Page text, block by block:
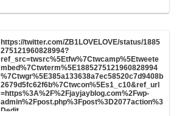
https://twitter.com/ZB1LOVELOVE/status/1885
275121960828994?
ref_src=twsrc%5Etfw%7Ctwcamp%5Etweete
mbed%7Ctwterm%5E1885275121960828994
%7Ctwgr%5E385a133638a7ec58520c7d9408b
2679d5fc62f6b%7Ctwcon%5Es1_c10&ref_url
=https%3A%2F%2Fjayjayblog.com%2Fwp-
admin%2Fpost.php%3Fpost%3D2077action%3
Dedit